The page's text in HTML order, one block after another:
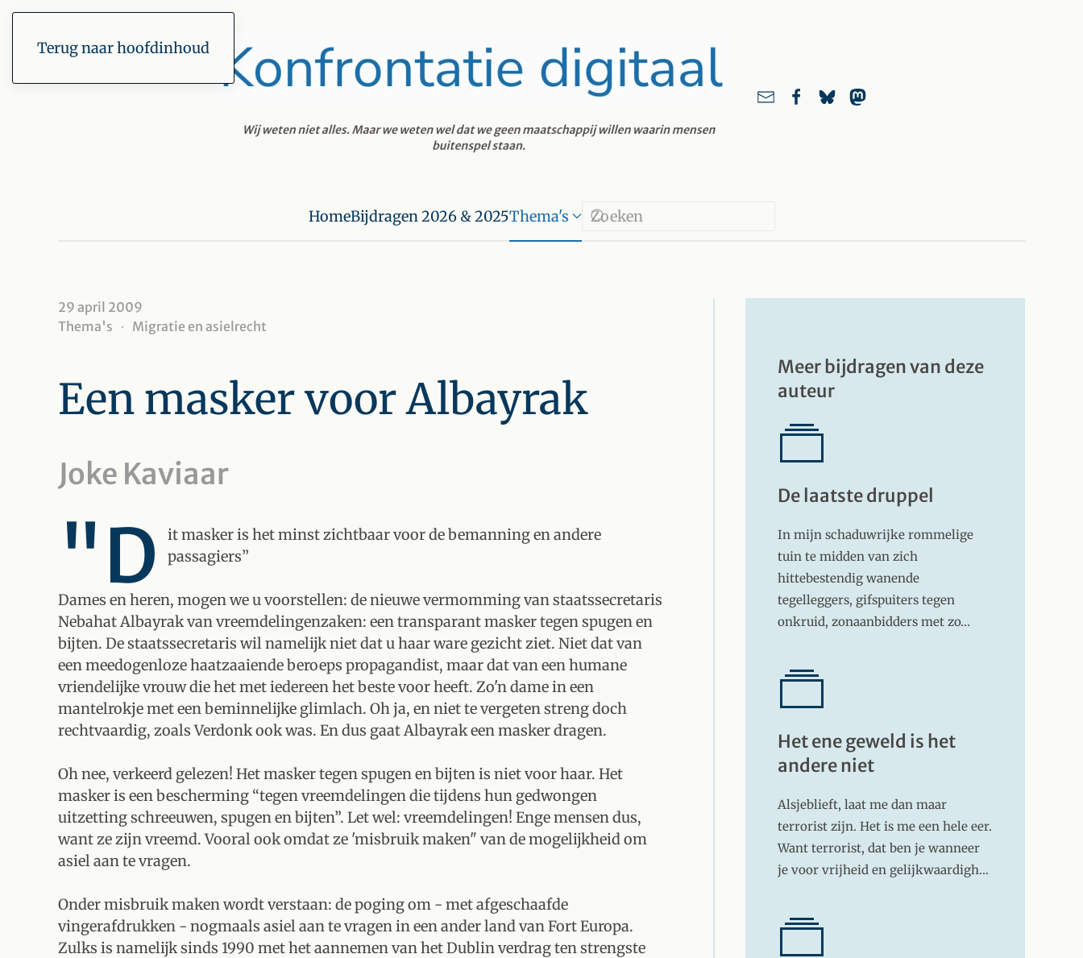
Terug naar hoofdinhoud
HomeBijdragen 2026 & 2025Thema's
29 april 2009
Thema's
Migratie en asielrecht
Een masker voor Albayrak
Joke Kaviaar
"D
it masker is het minst zichtbaar voor de bemanning en andere
passagiers”
Dames en heren, mogen we u voorstellen: de nieuwe vermomming van staatssecretaris
Nebahat Albayrak van vreemdelingenzaken: een transparant masker tegen spugen en
bijten. De staatssecretaris wil namelijk niet dat u haar ware gezicht ziet. Niet dat van
een meedogenloze haatzaaiende beroeps propagandist, maar dat van een humane
vriendelijke vrouw die het met iedereen het beste voor heeft. Zo'n dame in een
mantelrokje met een beminnelijke glimlach. Oh ja, en niet te vergeten streng doch
rechtvaardig, zoals Verdonk ook was. En dus gaat Albayrak een masker dragen.
Oh nee, verkeerd gelezen! Het masker tegen spugen en bijten is niet voor haar. Het
masker is een bescherming “tegen vreemdelingen die tijdens hun gedwongen
uitzetting schreeuwen, spugen en bijten”. Let wel: vreemdelingen! Enge mensen dus,
want ze zijn vreemd. Vooral ook omdat ze 'misbruik maken" van de mogelijkheid om
asiel aan te vragen.
Onder misbruik maken wordt verstaan: de poging om - met afgeschaafde
vingerafdrukken - nogmaals asiel aan te vragen in een ander land van Fort Europa.
Zulks is namelijk sinds 1990 met het aannemen van het Dublin verdrag ten strengste
Meer bijdragen van deze
auteur
De laatste druppel
In mijn schaduwrijke rommelige
tuin te midden van zich
hittebestendig wanende
tegelleggers, gifspuiters tegen
onkruid, zonaanbidders met zo…
Het ene geweld is het
andere niet
Alsjeblieft, laat me dan maar
terrorist zijn. Het is me een hele eer.
Want terrorist, dat ben je wanneer
je voor vrijheid en gelijkwaardigh…